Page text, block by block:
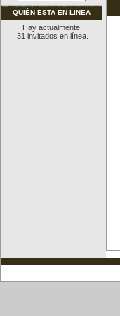
QUIÉN ESTA EN LINEA
Hay actualmente
31 invitados en línea.